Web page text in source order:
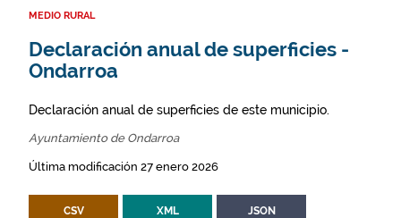
MEDIO RURAL
Declaración anual de superficies -
Ondarroa
Declaración anual de superficies de este municipio.
Ayuntamiento de Ondarroa
Última modificación 27 enero 2026
CSV XML JSON